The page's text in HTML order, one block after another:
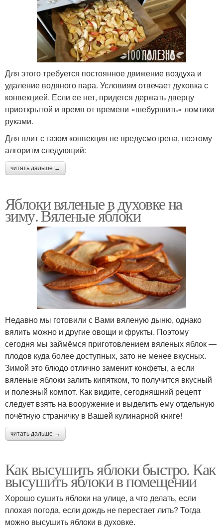
Для этого требуется постоянное движение воздуха и
удаление водяного пара. Условиям отвечает духовка с
конвекцией. Если ее нет, придется держать дверцу
приоткрытой и время от времени «шебуршить» ломтики
руками.
Для плит с газом конвекция не предусмотрена, поэтому
алгоритм следующий:
читать дальше →
Яблоки вяленые в духовке на
зиму. Вяленые яблоки
Недавно мы готовили с Вами вяленую дыню, однако
вялить можно и другие овощи и фрукты. Поэтому
сегодня мы займёмся приготовлением вяленых яблок —
плодов куда более доступных, зато не менее вкусных.
Зимой это блюдо отлично заменит конфеты, а если
вяленые яблоки залить кипятком, то получится вкусный
и полезный компот. Как видите, сегодняшний рецепт
следует взять на вооружение и выделить ему отдельную
почётную страничку в Вашей кулинарной книге!
читать дальше →
Как высушить яблоки быстро. Как
высушить яблоки в помещении
Хорошо сушить яблоки на улице, а что делать, если
плохая погода, если дождь не перестает лить? Тогда
можно высушить яблоки в духовке.